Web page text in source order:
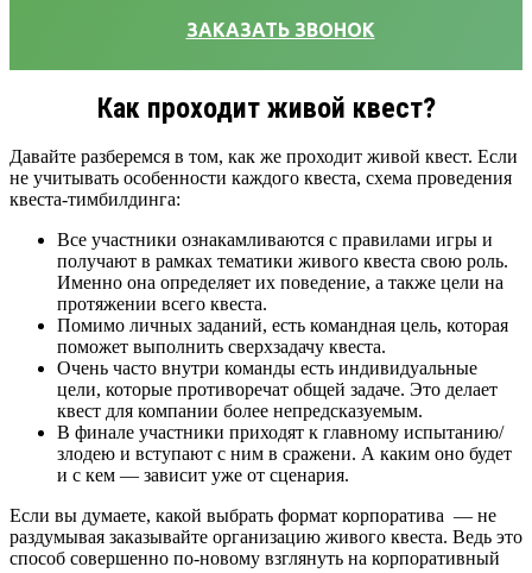
ЗАКАЗАТЬ ЗВОНОК
Как проходит живой квест?
Давайте разберемся в том, как же проходит живой квест. Если
не учитывать особенности каждого квеста, схема проведения
квеста-тимбилдинга:
Все участники ознакамливаются с правилами игры и
получают в рамках тематики живого квеста свою роль.
Именно она определяет их поведение, а также цели на
протяжении всего квеста.
Помимо личных заданий, есть командная цель, которая
поможет выполнить сверхзадачу квеста.
Очень часто внутри команды есть индивидуальные
цели, которые противоречат общей задаче. Это делает
квест для компании более непредсказуемым.
В финале участники приходят к главному испытанию/
злодею и вступают с ним в сражени. А каким оно будет
и с кем — зависит уже от сценария.
Если вы думаете, какой выбрать формат корпоратива — не
раздумывая заказывайте организацию живого квеста. Ведь это
способ совершенно по-новому взглянуть на корпоративный